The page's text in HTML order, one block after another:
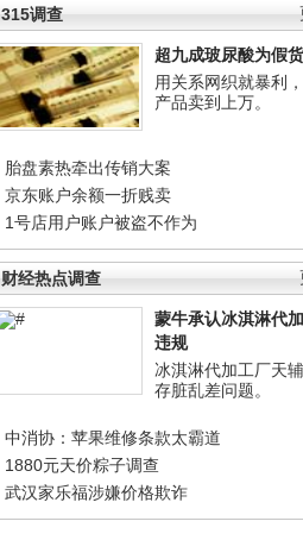
315调查
超九成玻尿酸为假货
用关系网织就暴利
产品卖到上万。
胎盘素热牵出传销大案
京东账户余额一折贱卖
1号店用户账户被盗不作为
财经热点调查
蒙牛承认冰淇淋代
违规
冰淇淋代加工厂天
存脏乱差问题。
中消协：苹果维修条款太霸道
1880元天价粽子调查
武汉家乐福涉嫌价格欺诈